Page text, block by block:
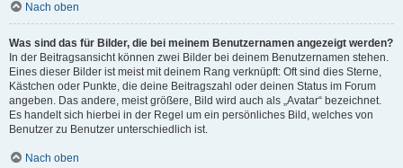
Nach oben
Was sind das für Bilder, die bei meinem Benutzernamen angezeigt werden?
In der Beitragsansicht können zwei Bilder bei deinem Benutzernamen stehen.
Eines dieser Bilder ist meist mit deinem Rang verknüpft: Oft sind dies Sterne,
Kästchen oder Punkte, die deine Beitragszahl oder deinen Status im Forum
angeben. Das andere, meist größere, Bild wird auch als „Avatar“ bezeichnet.
Es handelt sich hierbei in der Regel um ein persönliches Bild, welches von
Benutzer zu Benutzer unterschiedlich ist.
Nach oben